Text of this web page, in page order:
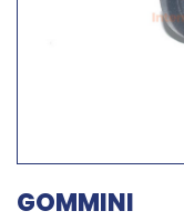
GOMMINI